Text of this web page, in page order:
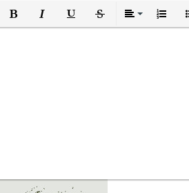
Полужирный
КурсивПодчеркнутый
Зачеркнутый